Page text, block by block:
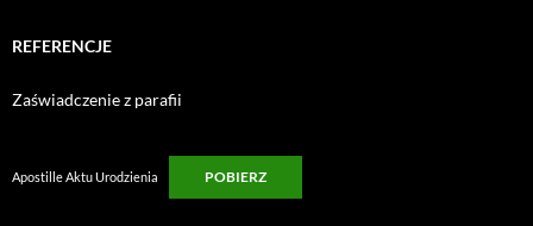
REFERENCJE
Zaświadczenie z parafii
Apostille Aktu Urodzienia POBIERZ